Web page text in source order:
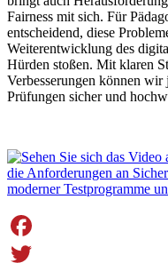
Fairness mit sich. Für
entscheidend, diese
Weiterentwicklung des
Hürden stoßen. Mit klaren
Verbesserungen können wir
Prüfungen sicher und
Facebook